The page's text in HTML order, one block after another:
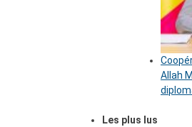
Allah
Les plus lus